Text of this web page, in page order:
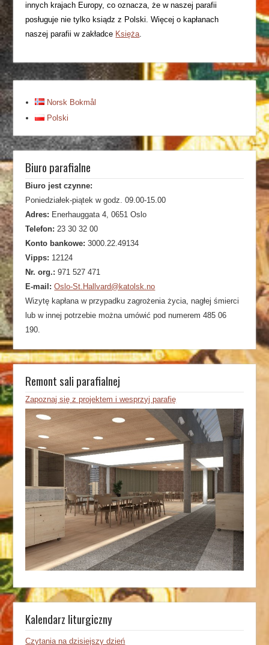
innych krajach Europy, co oznacza, że w naszej parafii
posługuje nie tylko ksiądz z Polski. Więcej o kapłanach
naszej parafii w zakładce Księża.
Norsk Bokmål
Polski
Biuro parafialne
Biuro jest czynne:
Poniedziałek-piątek w godz. 09.00-15.00
Adres: Enerhauggata 4, 0651 Oslo
Telefon: 23 30 32 00
Konto bankowe: 3000.22.49134
Vipps: 12124
Nr. org.: 971 527 471
E-mail: Oslo-St.Hallvard@katolsk.no
Wizytę kapłana w przypadku zagrożenia życia, nagłej śmierci
lub w innej potrzebie można umówić pod numerem 485 06
190.
Remont sali parafialnej
Zapoznaj się z projektem i wesprzyj parafię
Kalendarz liturgiczny
Czytania na dzisiejszy dzień